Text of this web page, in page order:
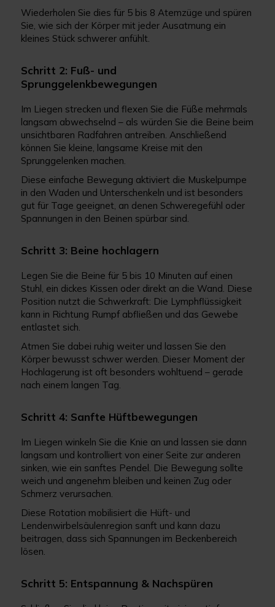
Wiederholen Sie dies für 5 bis 8 Atemzüge und spüren
Sie, wie sich der Körper mit jeder Ausatmung ein
kleines Stück schwerer anfühlt.
Schritt 2: Fuß- und
Sprunggelenkbewegungen
Im Liegen strecken und flexen Sie die Füße mehrmals
langsam abwechselnd – als würden Sie die Beine beim
unsichtbaren Radfahren antreiben. Anschließend
können Sie kleine, langsame Kreise mit den
Sprunggelenken machen.
Diese einfache Bewegung aktiviert die Muskelpumpe
in den Waden und Unterschenkeln und ist besonders
gut für Tage geeignet, an denen Schweregefühl oder
Spannungen in den Beinen spürbar sind.
Schritt 3: Beine hochlagern
Legen Sie die Beine für 5 bis 10 Minuten auf einen
Stuhl, ein dickes Kissen oder direkt an die Wand. Diese
Position nutzt die Schwerkraft: Die Lymphflüssigkeit
kann in Richtung Rumpf abfließen und das Gewebe
entlastet sich.
Atmen Sie dabei ruhig weiter und lassen Sie den
Körper bewusst schwer werden. Dieser Moment der
Hochlagerung ist oft besonders wohltuend – gerade
nach einem langen Tag.
Schritt 4: Sanfte Hüftbewegungen
Im Liegen winkeln Sie die Knie an und lassen sie dann
langsam und kontrolliert von einer Seite zur anderen
sinken, wie ein sanftes Pendel. Die Bewegung sollte
weich und angenehm bleiben und keinen Zug oder
Schmerz verursachen.
Diese Rotation mobilisiert die Hüft- und
Lendenwirbelsäulenregion sanft und kann dazu
beitragen, dass sich Spannungen im Beckenbereich
lösen.
Schritt 5: Entspannung & Nachspüren